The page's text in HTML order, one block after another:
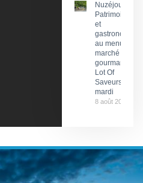
Nuzéjouls :
Patrimoine
et
gastronomie
au menu du
marché
gourmand
Lot Of
Saveurs ce
mardi
8 août 2026